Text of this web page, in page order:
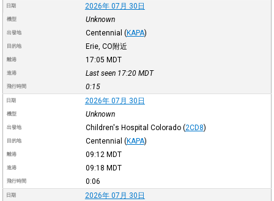
日期 2026年 07月 30日
機型 Unknown
出發地 Centennial (KAPA)
目的地 Erie, CO附近
離港 17:05 MDT
進港 Last seen 17:20 MDT
飛行時間 0:15
日期 2026年 07月 30日
機型 Unknown
出發地 Children's Hospital Colorado (2CD8)
目的地 Centennial (KAPA)
離港 09:12 MDT
進港 09:18 MDT
飛行時間 0:06
日期 2026年 07月 30日